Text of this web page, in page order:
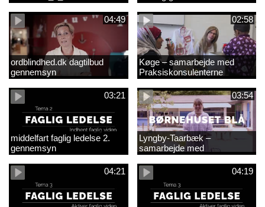
04:49
ordblindhed.dk dagtilbud
gennemsyn
02:58
Køge – samarbejde med
Praksiskonsulenterne
03:21
middelfart faglig ledelse 2.
gennemsyn
03:54
Lyngby-Taarbæk –
samarbejde med
Praksiskonsulenterne
04:21
04:19